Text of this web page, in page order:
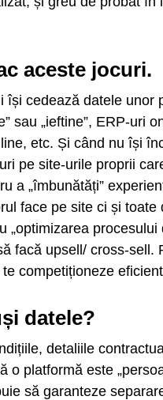
aceste jocuri.
cedează datele unor
sau „ieftine”, ERP-uri
etc. Și când nu își
pe site-urile proprii
a „îmbunătăți”
face pe site ci și toate
procesului
facă upsell/ cross-
competiționeze
datele?
detaliile
o platformă este
să garanteze